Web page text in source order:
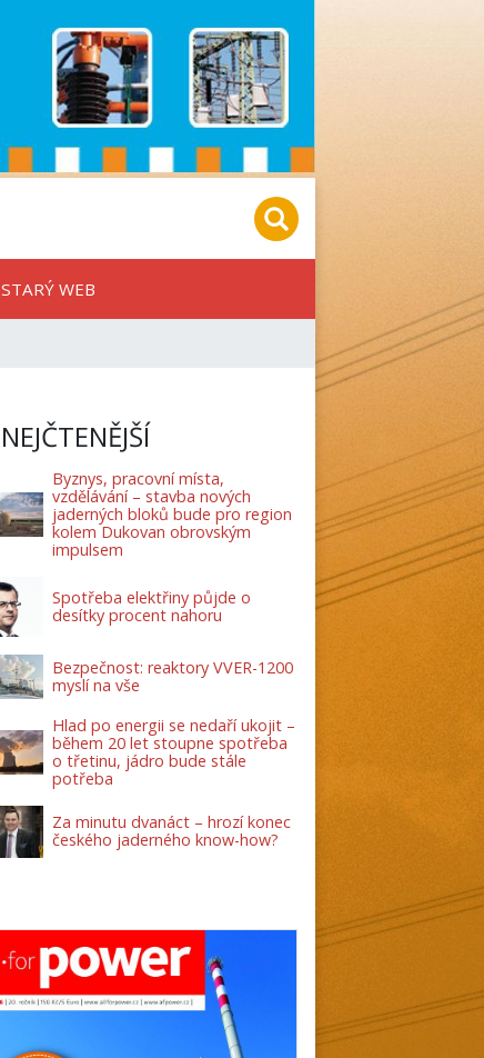
STARÝ WEB
NEJČTENĚJŠÍ
Byznys, pracovní místa,
vzdělávání – stavba nových
jaderných bloků bude pro region
kolem Dukovan obrovským
impulsem
Spotřeba elektřiny půjde o
desítky procent nahoru
Bezpečnost: reaktory VVER-1200
myslí na vše
Hlad po energii se nedaří ukojit –
během 20 let stoupne spotřeba
o třetinu, jádro bude stále
potřeba
Za minutu dvanáct – hrozí konec
českého jaderného know-how?